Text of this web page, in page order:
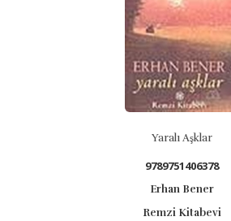
Yaralı Aşklar
9789751406378
Erhan Bener
Remzi Kitabevi